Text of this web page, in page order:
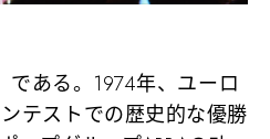
である。1974年、ユーロ
テストでの歴史的な優勝